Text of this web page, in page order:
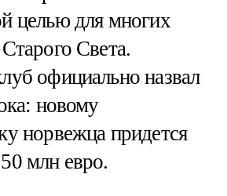
целью для многих
Света.
официально назвал
новому
норвежца придется
млн евро.